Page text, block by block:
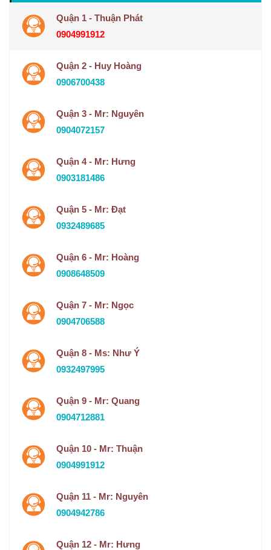
Quận 1 - Thuận Phát
0904991912
Quận 2 - Huy Hoàng
0906700438
Quận 3 - Mr: Nguyên
0904072157
Quận 4 - Mr: Hưng
0903181486
Quận 5 - Mr: Đạt
0932489685
Quận 6 - Mr: Hoàng
0908648509
Quận 7 - Mr: Ngọc
0904706588
Quận 8 - Ms: Như Ý
0932497995
Quận 9 - Mr: Quang
0904712881
Quận 10 - Mr: Thuận
0904991912
Quận 11 - Mr: Nguyên
0904942786
Quận 12 - Mr: Hưng